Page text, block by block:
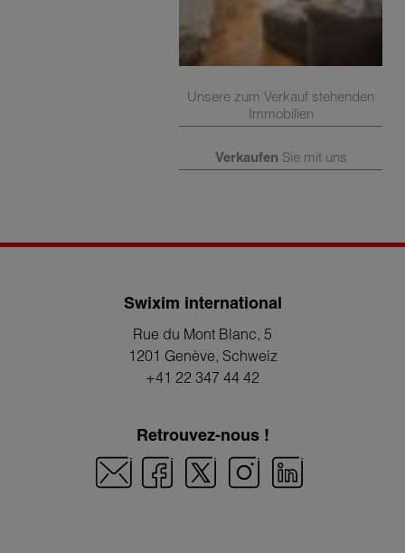
Unsere zum Verkauf stehenden
Immobilien
Verkaufen Sie mit uns
Swixim international
Rue du Mont Blanc, 5
1201 Genève, Schweiz
+41 22 347 44 42
Retrouvez-nous !